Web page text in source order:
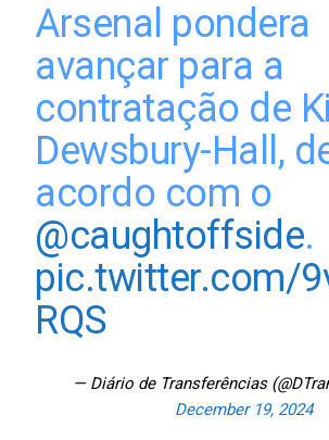
Arsenal pondera
avançar para a
contratação de
Dewsbury-Hall,
acordo com o
@caughtoffside.
pic.twitter.com/
RQS
— Diário de Transferências
December 19, 2024